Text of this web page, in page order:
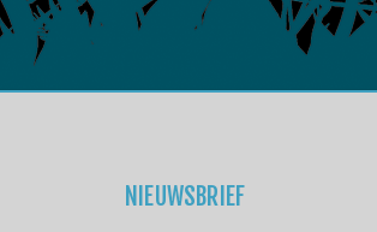
NIEUWSBRIEF